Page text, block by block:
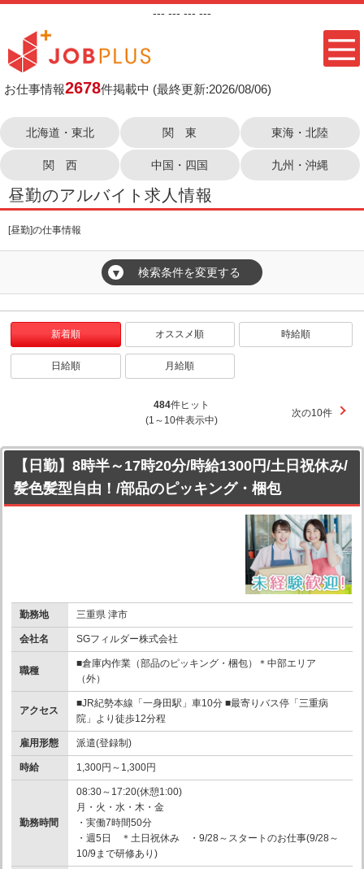
--- --- --- ---
お仕事情報2678件掲載中 (最終更新:2026/08/06)
北海道・東北 関 東 東海・北陸
関 西 中国・四国 九州・沖縄
昼勤のアルバイト求人情報
[昼勤]の仕事情報
▼ 検索条件を変更する
新着順 オススメ順 時給順
日給順 月給順
484件ヒット
(1～10件表示中)
次の10件
【日勤】8時半～17時20分/時給1300円/土日祝休み/
髪色髪型自由！/部品のピッキング・梱包
勤務地 三重県 津市
会社名 SGフィルダー株式会社
職種
■倉庫内作業（部品のピッキング・梱包）＊中部エリア
（外）
アクセス
■JR紀勢本線「一身田駅」車10分 ■最寄りバス停「三重病
院」より徒歩12分程
雇用形態 派遣(登録制)
時給 1,300円～1,300円
勤務時間
08:30～17:20(休憩1:00)
月・火・水・木・金
・実働7時間50分
・週5日 ＊土日祝休み ・9/28～スタートのお仕事(9/28～
10/9まで研修あり)